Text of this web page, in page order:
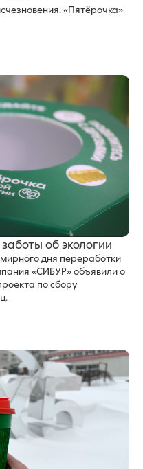
«Пятёрочка»
об экологии
дня переработки
«СИБУР» объявили о
по сбору